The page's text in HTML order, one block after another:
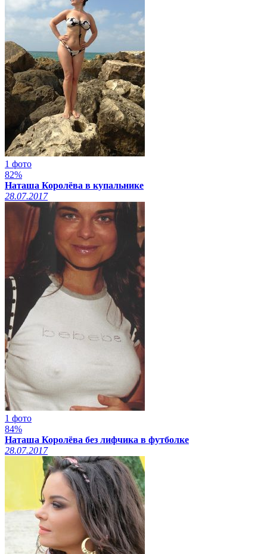
1 фото
82%
Наташа Королёва в купальнике
28.07.2017
1 фото
84%
Наташа Королёва без лифчика в футболке
28.07.2017